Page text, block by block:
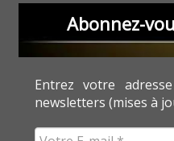
Abonnez-
Entrez votre
newsletters (mises à